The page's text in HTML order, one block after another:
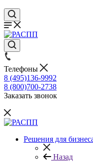
Телефоны
8 (495)136-9992
8 (800)700-2738
Заказать звонок
Решения для
Назад